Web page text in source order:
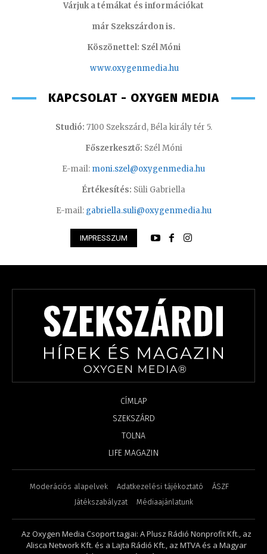
Várjuk a témákat és információkat
már Szekszárdon is.
Köszönettel: Szél Móni
www.oxygenmedia.hu
KAPCSOLAT - OXYGEN MEDIA
Studió: 7100 Szekszárd, Béla király tér 5.
Főszerkesztő: Szél Móni
E-mail: moni.szel@oxygenmedia.hu
Értékesítés: Süli Gabriella
E-mail: gabriella.suli@oxygenmedia.hu
IMPRESSZUM
CÍMLAP
SZEKSZÁRD
TOLNA
LIFE MAGAZIN
Moderációs alapelvek Adatkezelési tájékoztató
ÁSZF
Játékszabályzat
Médiaajánlatunk
Az Oxygen Media Csoport tagjai: A Plusz Rádió Nonprofit Kft., az
Alisca Network Kft. és a Lajta Rádió Kft., az MTVA és a Magyar